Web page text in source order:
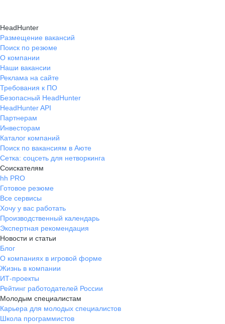
HeadHunter
Размещение вакансий
Поиск по резюме
О компании
Наши вакансии
Реклама на сайте
Требования к ПО
Безопасный HeadHunter
HeadHunter API
Партнерам
Инвесторам
Каталог компаний
Поиск по вакансиям в Аюте
Сетка: соцсеть для нетворкинга
Соискателям
hh PRO
Готовое резюме
Все сервисы
Хочу у вас работать
Производственный календарь
Экспертная рекомендация
Новости и статьи
Блог
О компаниях в игровой форме
Жизнь в компании
ИТ-проекты
Рейтинг работодателей России
Молодым специалистам
Карьера для молодых специалистов
Школа программистов